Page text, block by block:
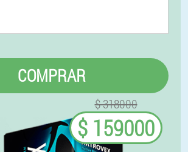
COMPRAR
$ 318000
$ 159000